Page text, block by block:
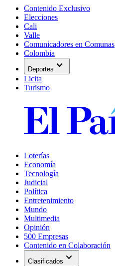
Contenido Exclusivo
Elecciones
Cali
Valle
Comunicadores en Comunas
Colombia
Deportes expand_more
Licita
Turismo
Loterías
Economía
Tecnología
Judicial
Política
Entretenimiento
Mundo
Multimedia
Opinión
500 Empresas
Contenido en Colaboración
Clasificados expand_more